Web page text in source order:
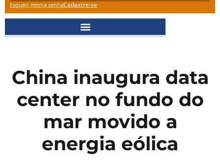
Esqueci minha senhaCadastre-se
China inaugura data
center no fundo do
mar movido a
energia eólica